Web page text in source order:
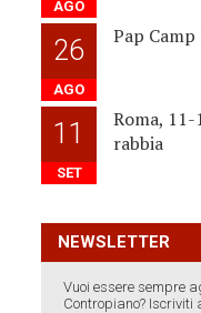
AGO
26
AGO
Pap
11
SET
Roma,
rabbia
NEWSLETTER
Vuoi essere sempre
Contropiano? Iscriviti